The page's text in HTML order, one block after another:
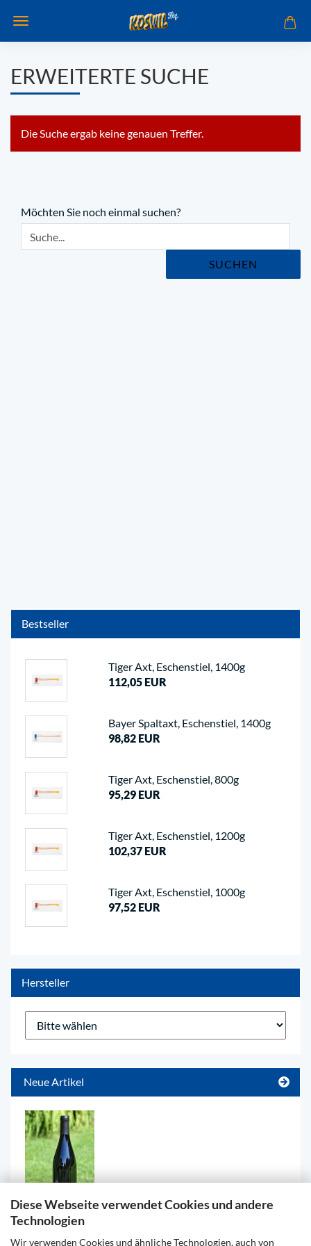
Diese Webseite verwendet Cookies und andere
Technologien
Wir verwenden Cookies und ähnliche Technologien, auch von
ERWEITERTE SUCHE
Die Suche ergab keine genauen Treffer.
NOCH
SUCHEN?
Möchten Sie noch einmal suchen?
SUCHEN
Bestseller
Tiger Axt, Eschenstiel, 1400g
112,05 EUR
Bayer Spaltaxt, Eschenstiel, 1400g
98,82 EUR
Tiger Axt, Eschenstiel, 800g
95,29 EUR
Tiger Axt, Eschenstiel, 1200g
102,37 EUR
Tiger Axt, Eschenstiel, 1000g
97,52 EUR
Hersteller
Neue Artikel
TITANIUM, MERLOT RESERVE 2018, 0,75l